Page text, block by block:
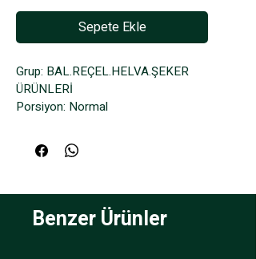
Sepete Ekle
Grup: BAL.REÇEL.HELVA.ŞEKER
ÜRÜNLERİ
Porsiyon: Normal
Benzer Ürünler